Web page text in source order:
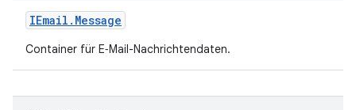
IEmail . Message
Container für E‑Mail-Nachrichtendaten.